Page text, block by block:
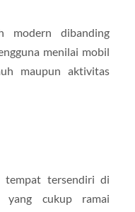
modern dibanding
menilai mobil
maupun aktivitas
tempat tersendiri di
yang cukup ramai